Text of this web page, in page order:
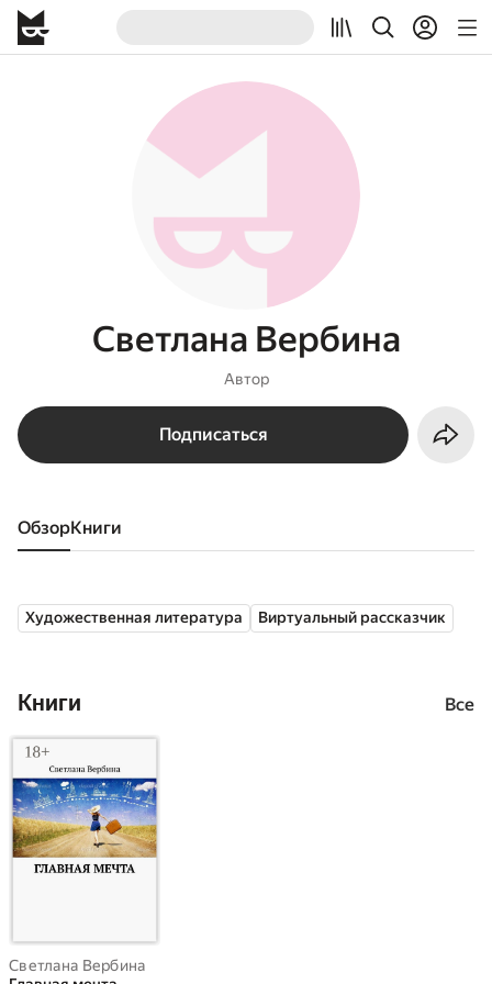
Светлана Вербина
Автор
Подписаться
Обзор книги
Художественная литература Виртуальный рассказчик
Книги Все
Светлана Вербина